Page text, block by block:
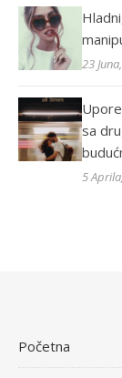
23
sa
5
Početna